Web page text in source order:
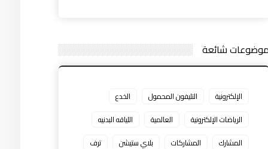
شائعة
الإلكترونية التليفون المحمول
الخدع
الرياضات الإلكترونية
العالمية
اللياقه البدنيه
المشارك
المشاركات بلاي ستيشن
ترف